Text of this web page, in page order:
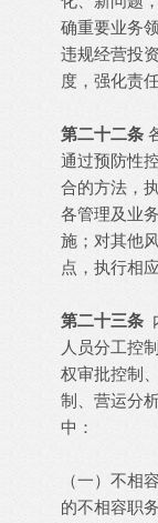
确重要业务
违规经营投
度，强化责
第二十二条
通过预防性
合的方法，
各管理及业
施；对其他
点，执行相
第二十三条
人员分工控
权审批控制
制、营运分
中：
（一）不相
的不相容职